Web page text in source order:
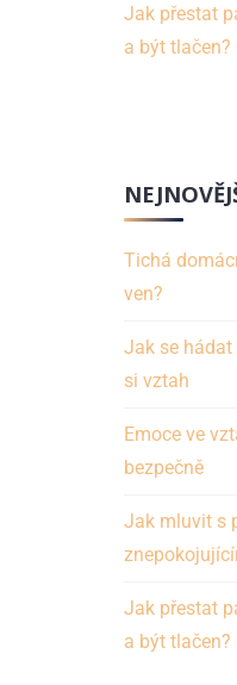
Jak přestat
a být tlačen?
Tichá
ven?
Jak se hádat
si vztah
Emoce ve
bezpečně
Jak mluvit s
Jak přestat
a být tlačen?